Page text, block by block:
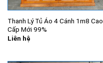
Thanh Lý Tủ Áo 4 Cánh 1m8 Cao
Cấp Mới 99%
Liên hệ